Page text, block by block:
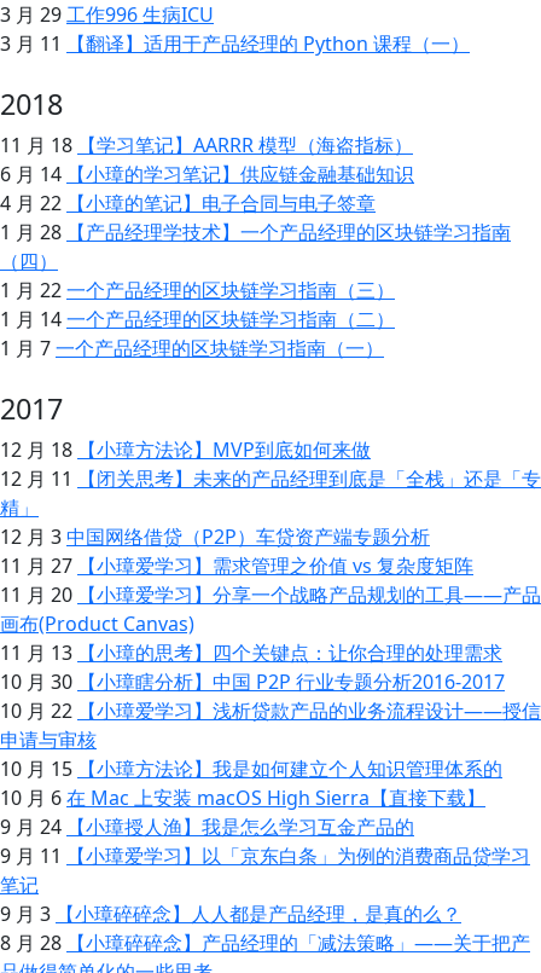
3 月 29工作996 生病ICU
3 月 11
【翻译】适用于产品经理的 Python 课程（一）
2018
11 月 18
【学习笔记】AARRR 模型（海盗指标）
6 月 14
【小璋的学习笔记】供应链金融基础知识
4 月 22
【小璋的笔记】电子合同与电子签章
1 月 28
【产品经理学技术】一个产品经理的区块链学习指南
（四）
1 月 22一个产品经理的区块链学习指南（三）
1 月 14一个产品经理的区块链学习指南（二）
1 月 7一个产品经理的区块链学习指南（一）
2017
12 月 18
【小璋方法论】MVP到底如何来做
12 月 11
【闭关思考】未来的产品经理到底是「全栈」还是「专
精」
12 月 3中国网络借贷（P2P）车贷资产端专题分析
11 月 27
【小璋爱学习】需求管理之价值 vs 复杂度矩阵
11 月 20
【小璋爱学习】分享一个战略产品规划的工具——产品
画布(Product Canvas)
11 月 13
【小璋的思考】四个关键点：让你合理的处理需求
10 月 30
【小璋瞎分析】中国 P2P 行业专题分析2016-2017
10 月 22
【小璋爱学习】浅析贷款产品的业务流程设计——授信
申请与审核
10 月 15
【小璋方法论】我是如何建立个人知识管理体系的
10 月 6在 Mac 上安装 macOS High Sierra【直接下载】
9 月 24
【小璋授人渔】我是怎么学习互金产品的
9 月 11
【小璋爱学习】以「京东白条」为例的消费商品贷学习
笔记
9 月 3
【小璋碎碎念】人人都是产品经理，是真的么？
8 月 28
【小璋碎碎念】产品经理的「减法策略」——关于把产